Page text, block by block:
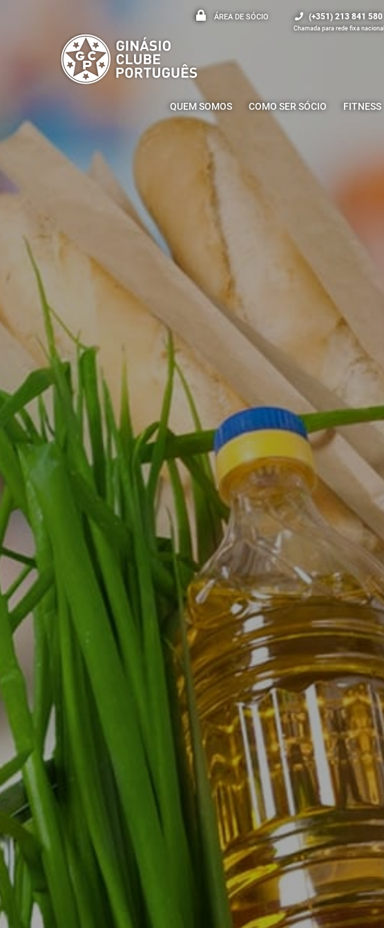
ÁREA DE SÓCIO (+351) 213 841 580
Chamada para rede fixa nacional
QUEM SOMOS COMO SER SÓCIO FITNESS